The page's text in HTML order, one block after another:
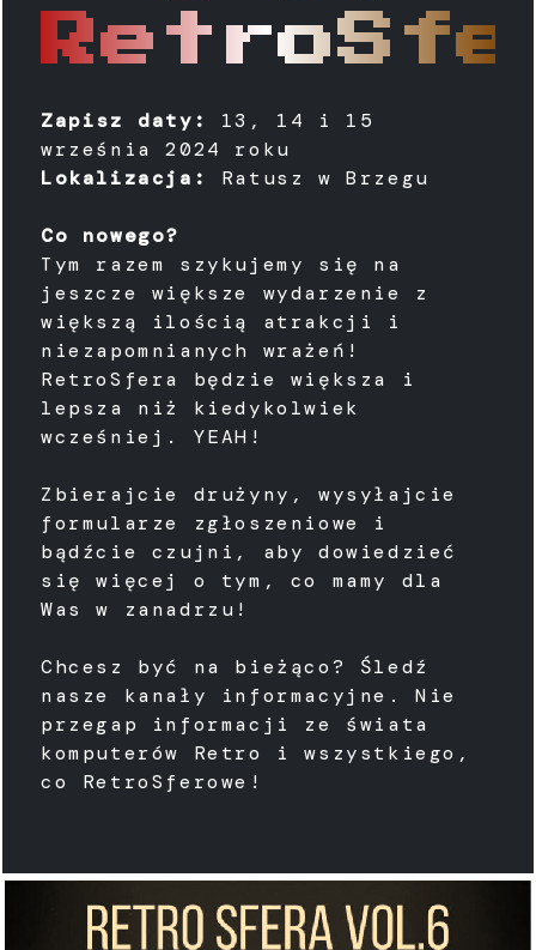
Zapisz daty:
13, 14 i 15
września 2024 roku
Lokalizacja:
Ratusz w Brzegu
Co nowego?
Tym razem szykujemy się na
jeszcze większe wydarzenie z
większą ilością atrakcji i
niezapomnianych wrażeń!
RetroSfera będzie większa i
lepsza niż kiedykolwiek
wcześniej. YEAH!
Zbierajcie drużyny, wysyłajcie
formularze zgłoszeniowe i
bądźcie czujni, aby dowiedzieć
się więcej o tym, co mamy dla
Was w zanadrzu!
Chcesz być na bieżąco? Śledź
nasze kanały informacyjne. Nie
przegap informacji ze świata
komputerów Retro i wszystkiego,
co RetroSferowe!